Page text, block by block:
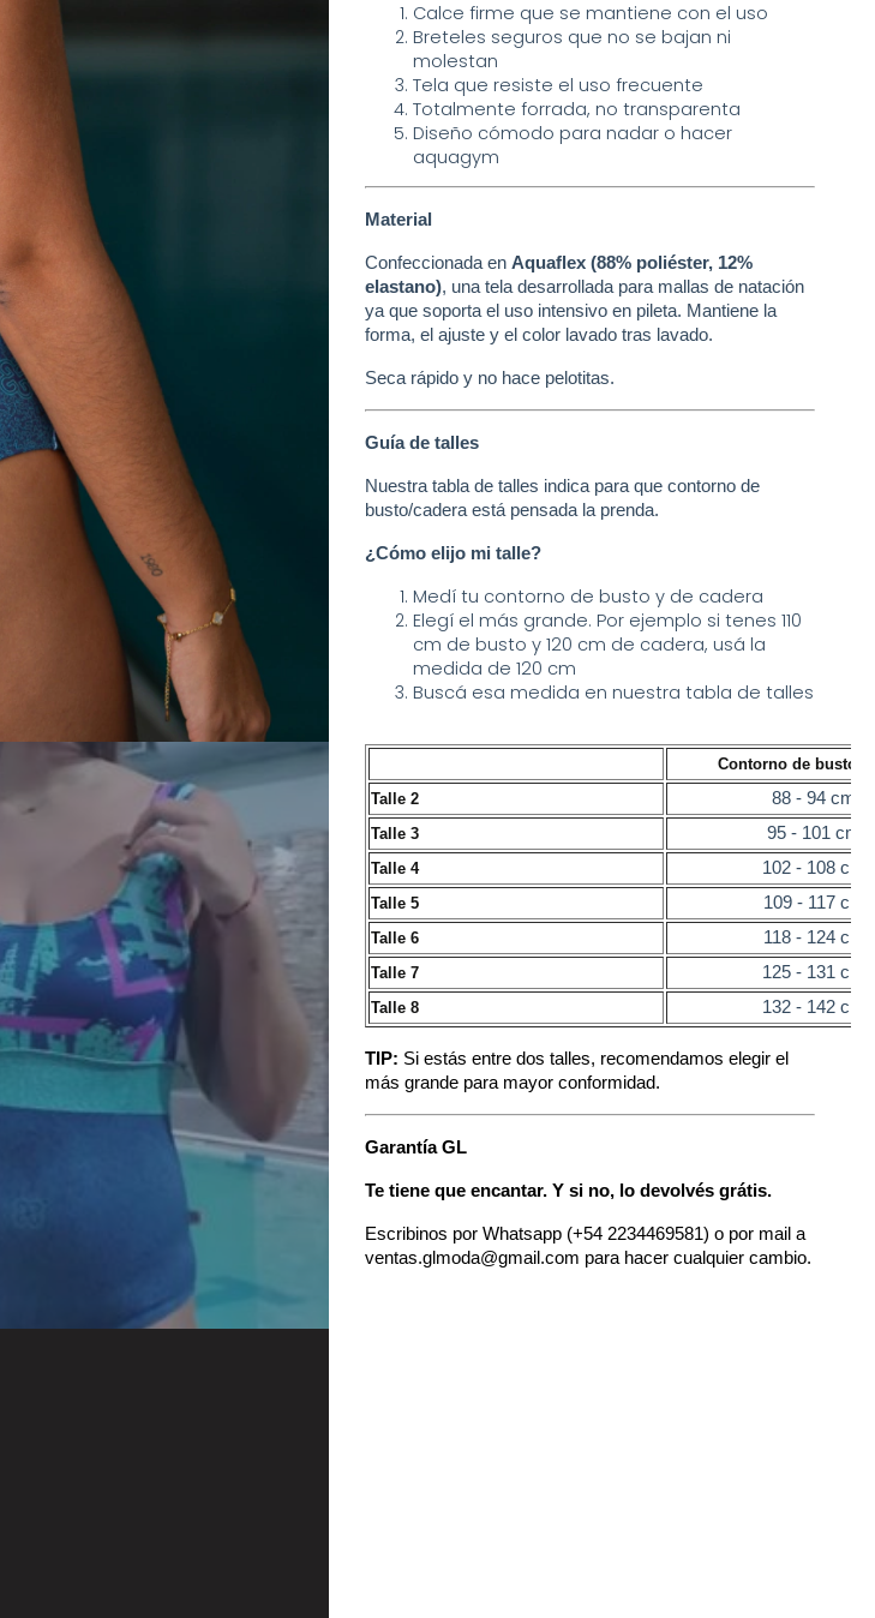
Calce firme que se mantiene con el uso
Breteles seguros que no se bajan ni
molestan
Tela que resiste el uso frecuente
Totalmente forrada, no transparenta
Diseño cómodo para nadar o hacer
aquagym
Material
Confeccionada enAquaflex (88% poliéster, 12%
elastano), una tela desarrollada para mallas de natación
ya que soporta el uso intensivo en pileta. Mantiene la
forma, el ajuste y el color lavado tras lavado.
Seca rápido y no hace pelotitas.
Guía de talles
Nuestra tabla de talles indica para que contorno de
busto/cadera está pensada la prenda.
¿Cómo elijo mi talle?
Medí tu contorno de busto y de cadera
Elegí el más grande. Por ejemplo si tenes 110
cm de busto y 120 cm de cadera, usá la
medida de 120 cm
Buscá esa medida en nuestra tabla de talles
Contorno de busto/
Talle 2
88 - 94 cm
Talle 3 95 - 101 cm
Talle 4 102 - 108 cm
Talle 5 109 - 117 cm
Talle 6 118 - 124 cm
Talle 7 125 - 131 cm
Talle 8 132 - 142 cm
TIP: Si estás entre dos talles, recomendamos elegir el
más grande para mayor conformidad.
Garantía GL
Te tiene que encantar. Y si no, lo devolvés grátis.
ventas.glmoda@gmail.com para hacer cualquier cambio.